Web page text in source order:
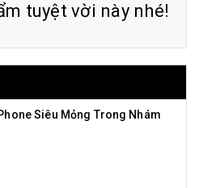
tuyệt vời này nhé!
Siêu Mỏng Trong Nhám